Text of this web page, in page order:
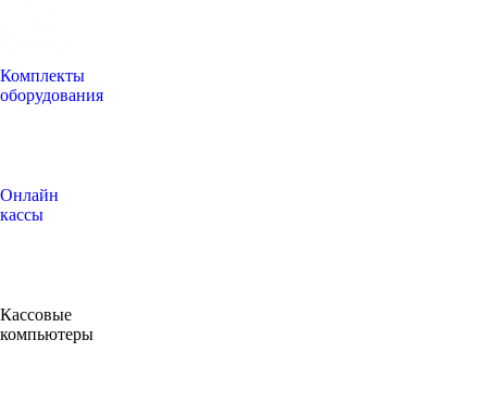
Комплекты
оборудования
Онлайн
кассы
Кассовые
компьютеры